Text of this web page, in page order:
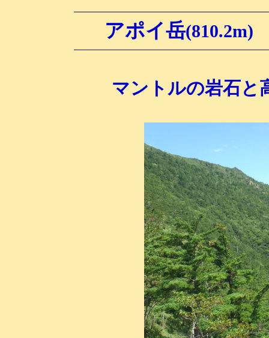
アポイ岳(810.2m)
マントルの岩石と